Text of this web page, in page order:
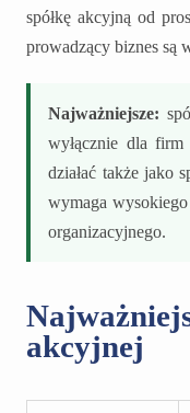
spółkę akcyjną od
prowadzący biznes są
Najważniejsze:
wyłącznie dla
działać także jako
wymaga
organizacyjnego.
akcyjnej